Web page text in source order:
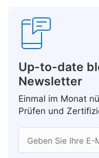
Up-to-date
Newsletter
Einmal im Monat
Prüfen und
Geben Sie Ihre E-